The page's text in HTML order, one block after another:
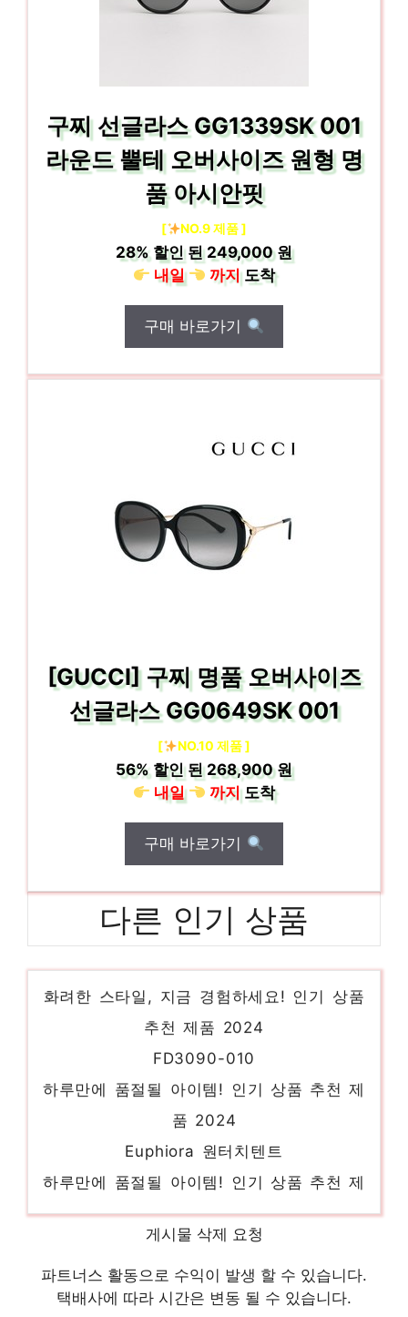
구찌 선글라스 GG1339SK 001
라운드 뿔테 오버사이즈 원형 명
품 아시안핏
[ NO.9 제품 ]
28%할인 된249,000 원
내일
까지도착
구매 바로가기
[GUCCI] 구찌 명품 오버사이즈
선글라스 GG0649SK 001
[ NO.10 제품 ]
56%할인 된268,900 원
내일
까지도착
구매 바로가기
다른 인기 상품
FS3EQE5302X
Euphiora 원터치텐트 돔텐트
품 2024
게시물 삭제 요청
파트너스 활동으로 수익이 발생 할 수 있습니다.
택배사에 따라 시간은 변동 될 수 있습니다.